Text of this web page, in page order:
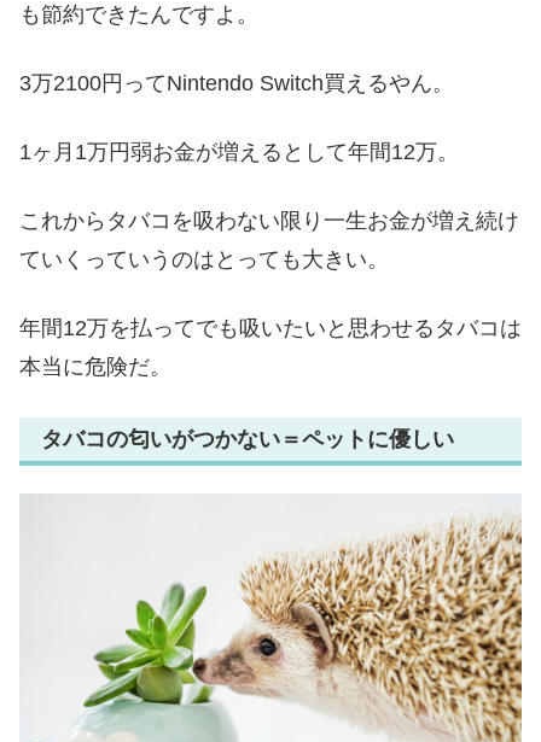
も節約できたんですよ。
3万2100円ってNintendo Switch買えるやん。
1ヶ月1万円弱お金が増えるとして年間12万。
これからタバコを吸わない限り一生お金が増え続け
ていくっていうのはとっても大きい。
年間12万を払ってでも吸いたいと思わせるタバコは
本当に危険だ。
タバコの匂いがつかない＝ペットに優しい